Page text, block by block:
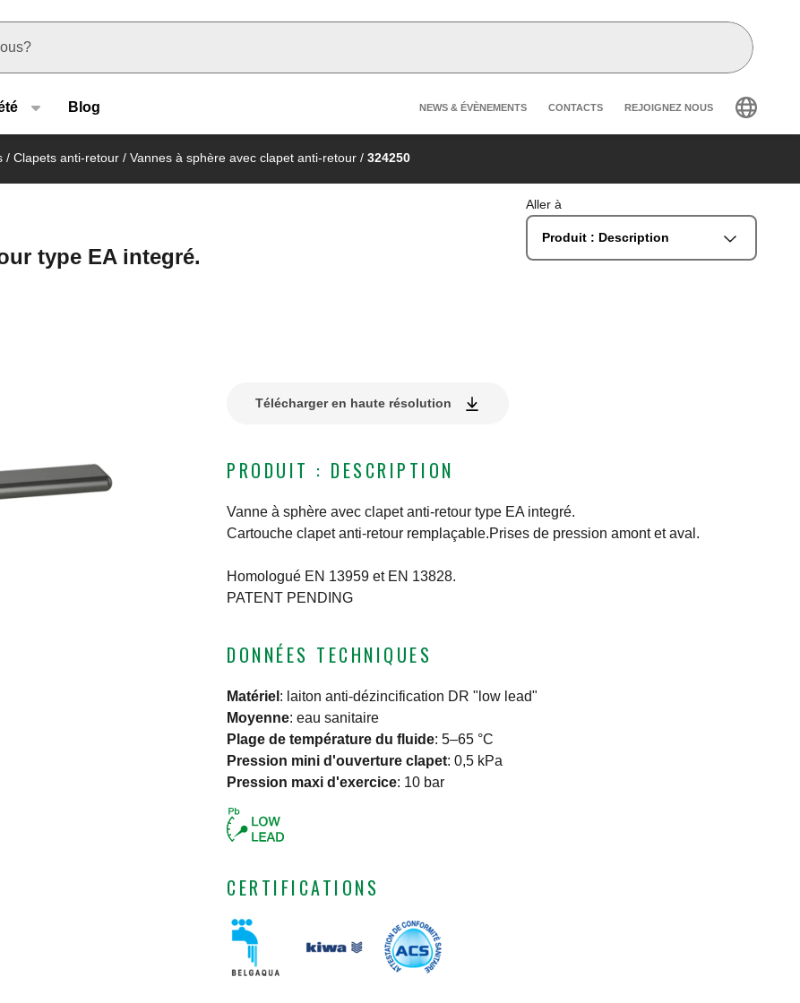
Blog Header secondary navigation
NEWS & ÉVÈNEMENTS CONTACTS REJOIGNEZ NOUS
/ Clapets anti-retour / Vannes à sphère avec clapet anti-retour / 324250
type EA integré.
Aller à
Produit : Description
Télécharger en haute résolution
PRODUIT : DESCRIPTION
Vanne à sphère avec clapet anti-retour type EA integré.
Cartouche clapet anti-retour remplaçable.Prises de pression amont et aval.
Homologué EN 13959 et EN 13828.
PATENT PENDING
DONNÉES TECHNIQUES
Matériel : laiton anti-dézincification DR "low lead"
Moyenne: eau sanitaire
Plage de température du fluide: 5–65 °C
Pression mini d'ouverture clapet: 0,5 kPa
Pression maxi d'exercice: 10 bar
CERTIFICATIONS